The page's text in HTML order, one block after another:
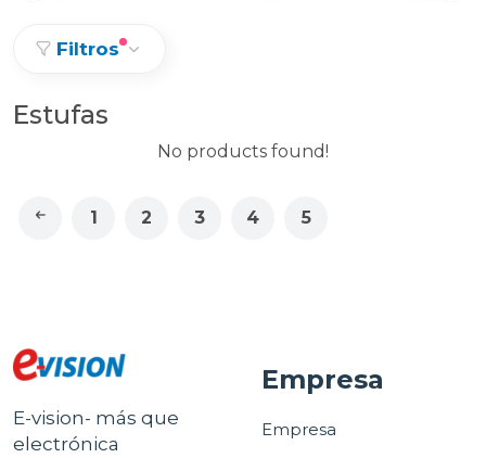
Filtros
Estufas
No products found!
1 2 3 4 5
E-vision- más que
electrónica
Empresa
Empresa